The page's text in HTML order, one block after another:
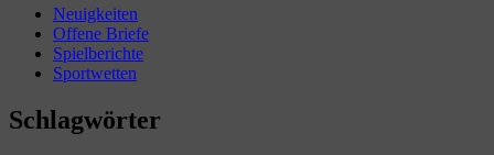
Neuigkeiten
Offene Briefe
Spielberichte
Sportwetten
Schlagwörter